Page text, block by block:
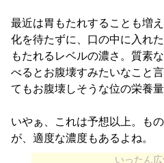
最近は胃もたれすることも増
化を待たずに、口の中に入れ
もたれるレベルの濃さ。質素
べるとお腹壊すみたいなこと
てもお腹壊しそうな位の栄養量
いやぁ、これは予想以上。も
が、適度な濃度もあるよね。
いったん